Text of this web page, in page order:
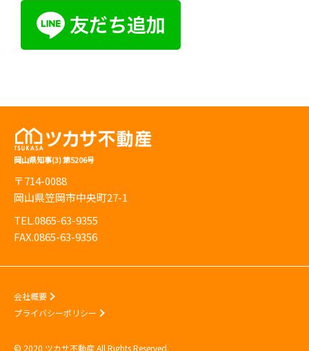
岡山県知事(3) 第5206号
〒714-0088
岡山県笠岡市中央町27-1
TEL.0865-63-9355
FAX.0865-63-9356
会社概要
プライバシーポリシー
© 2020 ツカサ不動産 All Rights Reserved.